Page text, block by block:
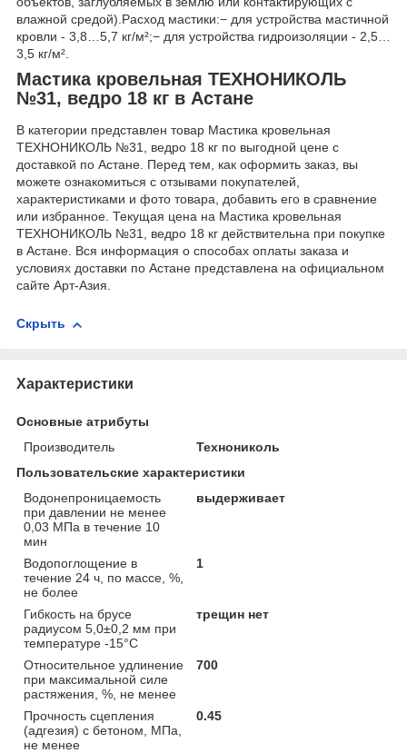
влажной средой).Расход мастики:− для устройства мастичной
кровли - 3,8…5,7 кг/м²;− для устройства гидроизоляции - 2,5…
3,5 кг/м².
Мастика кровельная ТЕХНОНИКОЛЬ
№31, ведро 18 кг в Астане
В категории представлен товар Мастика кровельная
ТЕХНОНИКОЛЬ №31, ведро 18 кг по выгодной цене с
доставкой по Астане. Перед тем, как оформить заказ, вы
можете ознакомиться с отзывами покупателей,
характеристиками и фото товара, добавить его в сравнение
или избранное. Текущая цена на Мастика кровельная
ТЕХНОНИКОЛЬ №31, ведро 18 кг действительна при покупке
в Астане. Вся информация о способах оплаты заказа и
условиях доставки по Астане представлена на официальном
сайте Арт-Азия.
Скрыть
Характеристики
Основные атрибуты
Производитель
Технониколь
Пользовательские характеристики
Водонепроницаемость
при давлении не менее
0,03 МПа в течение 10
мин
выдерживает
Водопоглощение в
течение 24 ч, по массе, %,
не более
1
Гибкость на брусе
радиусом 5,0±0,2 мм при
температуре -15°С
трещин нет
Относительное удлинение
при максимальной силе
растяжения, %, не менее
700
Прочность сцепления
(адгезия) с бетоном, МПа,
не менее
0.45